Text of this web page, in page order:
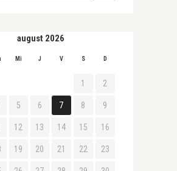
august 2026
Mi J V S D
1 2
5 6 7 8 9
12 13 14 15 16
19 20 21 22 23